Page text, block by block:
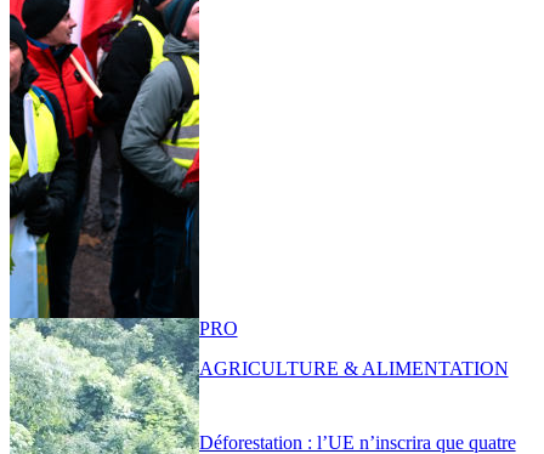
Déforestation : l’UE n’inscrira que quatre
PRO
AGRICULTURE & ALIMENTATION